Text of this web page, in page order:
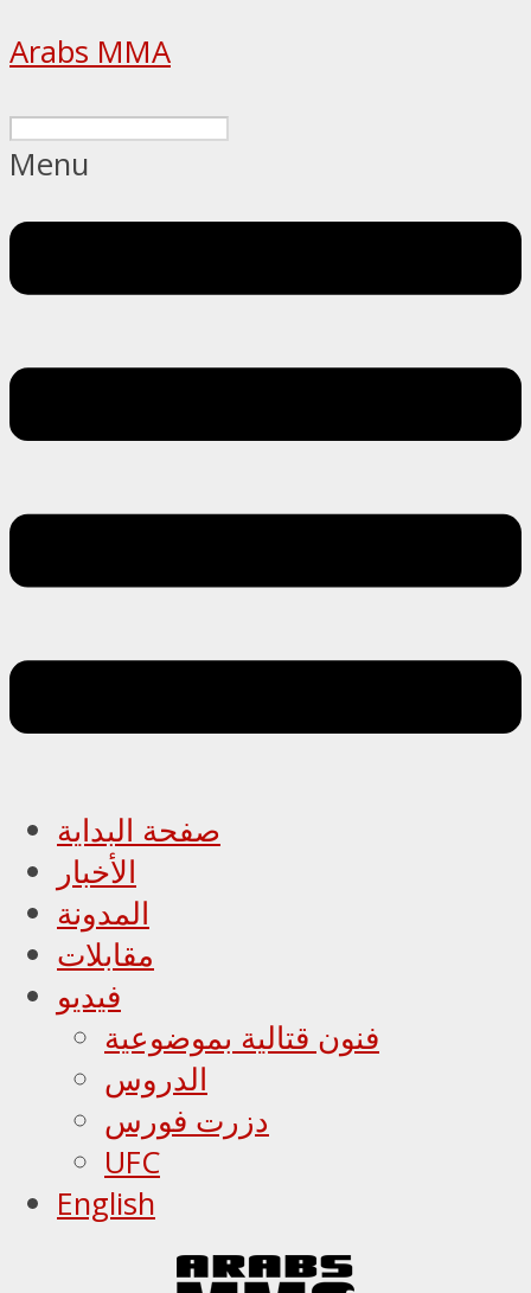
Arabs MMA
Menu
صفحة البداية
الأخبار
المدونة
مقابلات
فيديو
فنون قتالية بموضوعية
الدروس
دزرت فورس
UFC
English